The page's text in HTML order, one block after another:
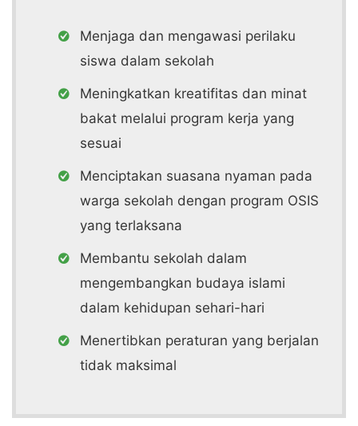
Menjaga dan mengawasi perilaku
siswa dalam sekolah
Meningkatkan kreatifitas dan minat
bakat melalui program kerja yang
sesuai
Menciptakan suasana nyaman pada
warga sekolah dengan program OSIS
yang terlaksana
Membantu sekolah dalam
mengembangkan budaya islami
dalam kehidupan sehari-hari
Menertibkan peraturan yang berjalan
tidak maksimal